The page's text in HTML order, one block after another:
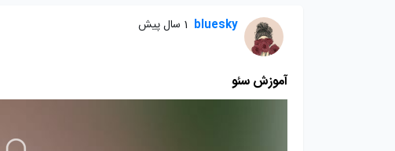
bluesky 1 سال پیش
آموزش سئو